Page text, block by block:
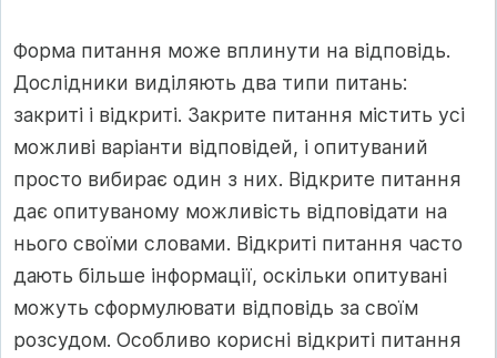
Форма питання може вплинути на відповідь.
Дослідники виділяють два типи питань:
закриті і відкриті. Закрите питання містить усі
можливі варіанти відповідей, і опитуваний
просто вибирає один з них. Відкрите питання
дає опитуваному можливість відповідати на
нього своїми словами. Відкриті питання часто
дають більше інформації, оскільки опитувані
можуть сформулювати відповідь за своїм
розсудом. Особливо корисні відкриті питання